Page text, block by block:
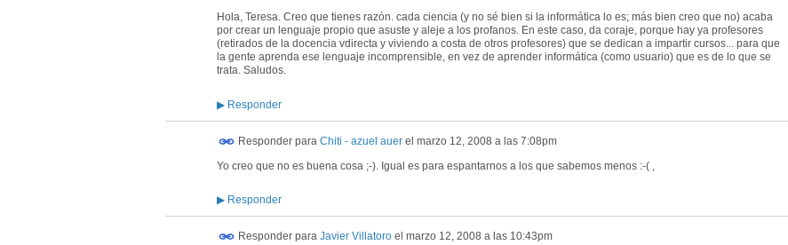
Hola, Teresa. Creo que tienes razón. cada ciencia (y no sé bien si la informática lo es; más bien creo que no) acaba
por crear un lenguaje propio que asuste y aleje a los profanos. En este caso, da coraje, porque hay ya profesores
(retirados de la docencia vdirecta y viviendo a costa de otros profesores) que se dedican a impartir cursos... para que
la gente aprenda ese lenguaje incomprensible, en vez de aprender informática (como usuario) que es de lo que se
trata. Saludos.
▶ Responder
Responder para Chiti - azuel auer el marzo 12, 2008 a las 7:08pm
Yo creo que no es buena cosa ;-). Igual es para espantarnos a los que sabemos menos :-( ,
▶ Responder
Responder para Javier Villatoro el marzo 12, 2008 a las 10:43pm